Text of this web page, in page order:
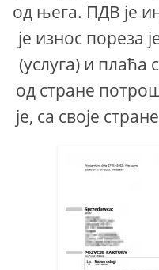
од њега. ПДВ је
је износ пореза
(услуга) и
од стране
је, са своје